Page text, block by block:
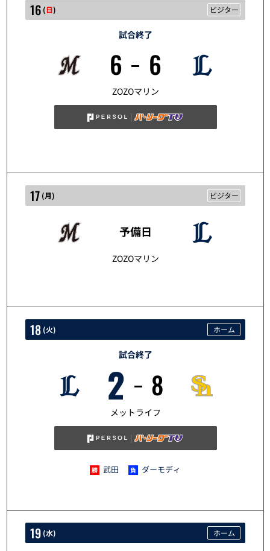
16 (日) ビジター
試合終了
6 6
ZOZOマリン
5/17
17 (月) ビジター
予備日
ZOZOマリン
5/18
18 (火) ホーム
試合終了
2 8
メットライフ
武田 ダーモディ
19 (水) ホーム